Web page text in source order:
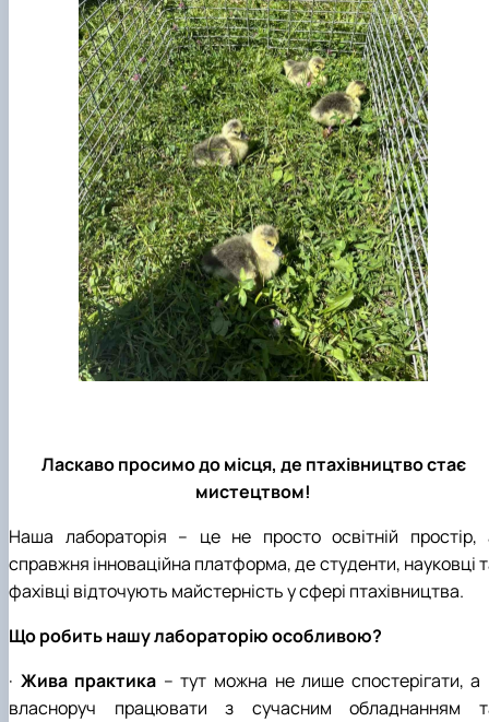
Ласкаво просимо до місця, де птахівництво стає
мистецтвом!
Наша лабораторія – це не просто освітній простір,
справжня інноваційна платформа, де студенти, науковці
фахівці відточують майстерність у сфері птахівництва.
Що робить нашу лабораторію особливою?
· Жива практика – тут можна не лише спостерігати, а
власноруч працювати з сучасним обладнанням